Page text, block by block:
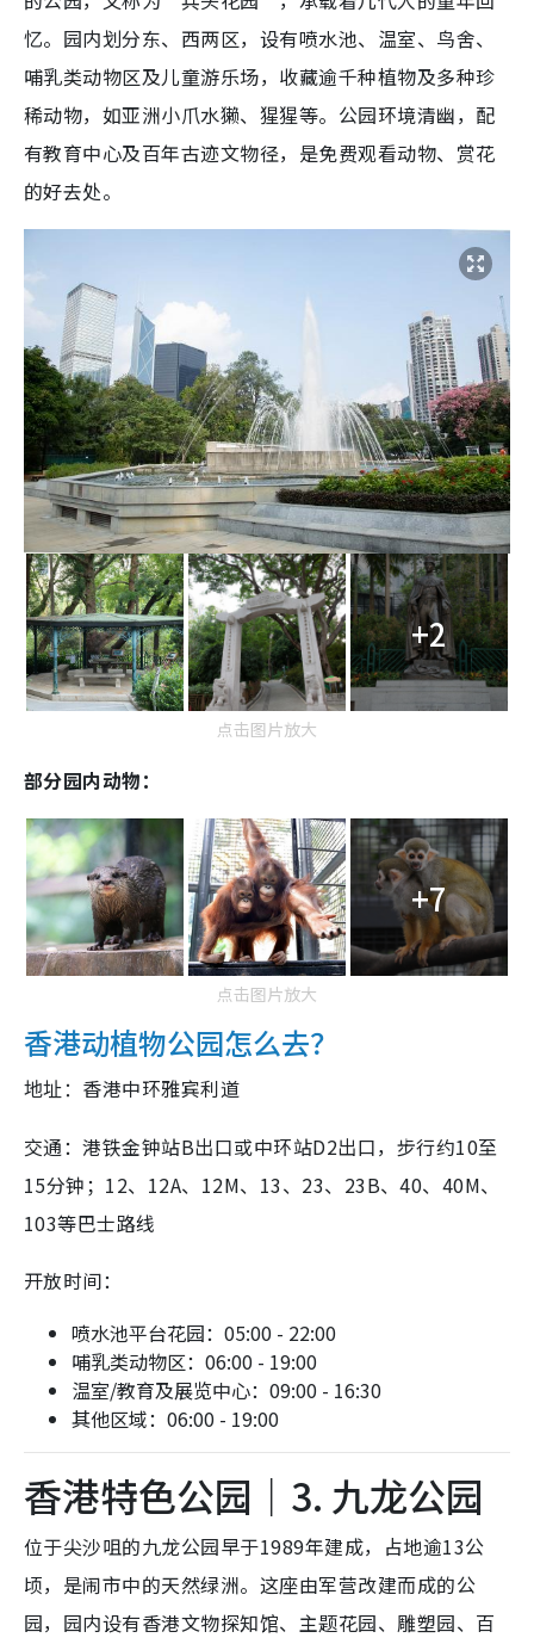
忆。园内划分东、西两区，设有喷水池、温室、鸟舍、
哺乳类动物区及儿童游乐场，收藏逾千种植物及多种珍
稀动物，如亚洲小爪水獭、猩猩等。公园环境清幽，配
有教育中心及百年古迹文物径，是免费观看动物、赏花
的好去处。
+2
点击图片放大
部分园内动物：
+7
点击图片放大
香港动植物公园怎么去？
地址： 香港中环雅宾利道
交通：港铁金钟站B出口或中环站D2出口，步行约10至
15分钟；12、12A、12M、13、23、23B、40、40M、
103等巴士路线
开放时间：
喷水池平台花园：05:00 - 22:00
哺乳类动物区：06:00 - 19:00
温室/教育及展览中心：09:00 - 16:30
其他区域：06:00 - 19:00
香港特色公园｜3. 九龙公园
位于尖沙咀的九龙公园早于1989年建成，占地逾13公
顷，是闹市中的天然绿洲。这座由军营改建而成的公
园，园内设有香港文物探知馆、主题花园、雕塑园、百